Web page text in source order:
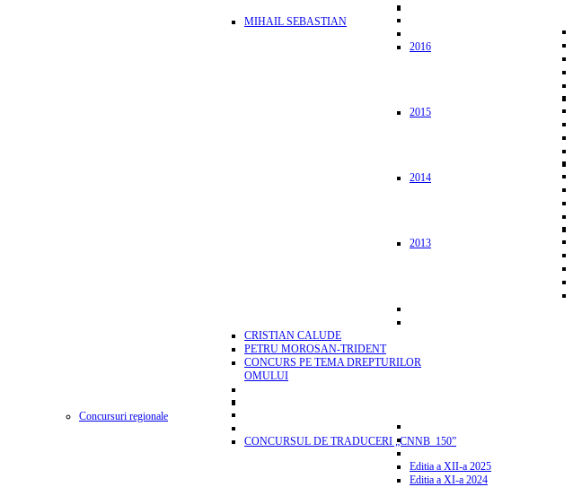
MIHAIL SEBASTIAN
2016
2015
2014
2013
CRISTIAN CALUDE
PETRU MOROSAN-TRIDENT
CONCURS PE TEMA DREPTURILOR
OMULUI
Concursuri regionale
CONCURSUL DE TRADUCERI „CNNB_150”
Editia a XII-a 2025
Editia a XI-a 2024